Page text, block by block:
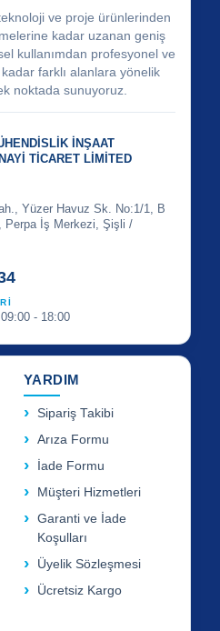
ve proje ürünlerinden
kadar uzanan geniş
kullanımdan profesyonel ve
farklı alanlara yönelik
noktada sunuyoruz.
İNŞAAT
TİCARET LİMİTED
Yüzer Havuz Sk. No:1/1, B
Perpa İş Merkezi, Şişli /
- 18:00
YARDIM
Sipariş Takibi
Arıza Formu
İade Formu
Müşteri Hizmetleri
Garanti ve İade
Koşulları
Üyelik Sözleşmesi
Ücretsiz Kargo